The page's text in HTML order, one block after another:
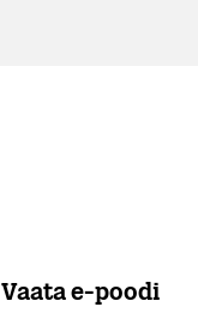
Vaata e-poodi